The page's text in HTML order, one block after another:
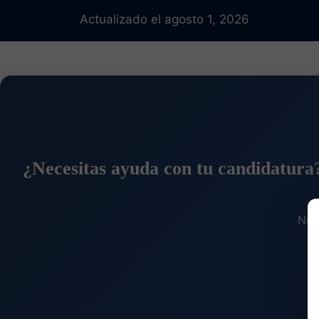
Actualizado el agosto 1, 2026
¿Necesitas ayuda con tu